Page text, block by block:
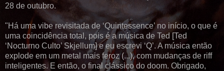
28 de outubro.
"Há uma vibe revisitada de ‘Quintessence’ no início, o que é
uma coincidência total, pois é a música de Ted [Ted
‘Nocturno Culto’ Skjellum] e eu escrevi ‘Q’. A música então
explode em um metal mais feroz (...), com mudanças de riff
inteligentes. E então, o final clássico do doom. Obrigado,